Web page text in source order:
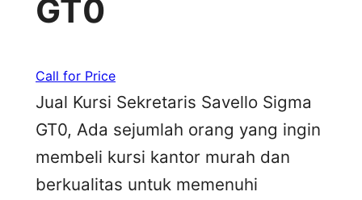
GT0
Call for Price
Jual Kursi Sekretaris Savello Sigma
GT0, Ada sejumlah orang yang ingin
membeli kursi kantor murah dan
berkualitas untuk memenuhi